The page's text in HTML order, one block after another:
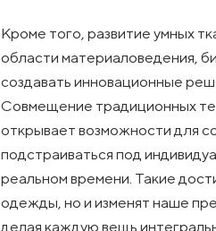
Кроме того, развитие умных
области материаловедения,
создавать инновационные
Совмещение традиционных
открывает возможности для
подстраиваться под
реальном времени. Такие
одежды, но и изменят наше
делая каждую вещь